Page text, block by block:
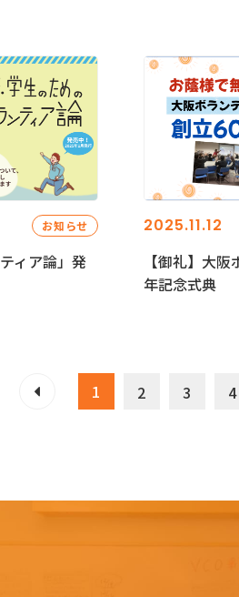
お知らせ
ィア論」発
2025.11.12
【御礼】大
年記念式典
1 2 3 4